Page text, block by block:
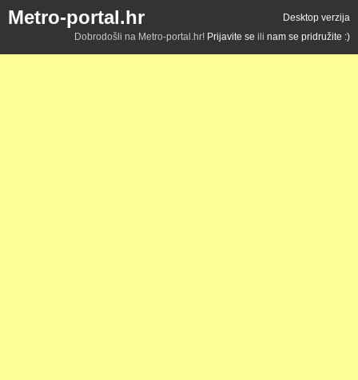
Metro-portal.hr
Desktop verzija
Dobrodošli na Metro-portal.hr! Prijavite se ili nam se pridružite :)